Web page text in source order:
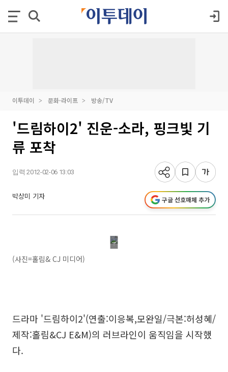
이투데이 문화·라이프 방송/TV
'드림하이2' 진운-소라, 핑크빛 기
류 포착
입력 2012-02-06 13:03
박상미 기자 구글 선호매체 추가
(사진=홀림& CJ 미디어)
드라마 '드림하이2'(연출:이응복,모완일/극본:허성혜/
제작:홀림&CJ E&M)의 러브라인이 움직임을 시작했
다.